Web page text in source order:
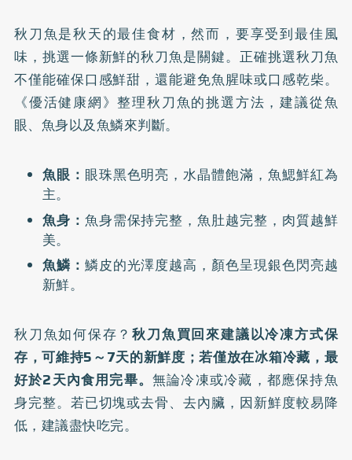
秋刀魚是秋天的最佳食材，然而，要享受到最佳風
味，挑選一條新鮮的秋刀魚是關鍵。正確挑選秋刀魚
不僅能確保口感鮮甜，還能避免魚腥味或口感乾柴。
《優活健康網》整理秋刀魚的挑選方法，建議從魚
眼、魚身以及魚鱗來判斷。
魚眼： 眼珠黑色明亮，水晶體飽滿，魚鰓鮮紅為
主。
魚身： 魚身需保持完整，魚肚越完整，肉質越鮮
美。
魚鱗： 鱗皮的光澤度越高，顏色呈現銀色閃亮越
新鮮。
秋刀魚如何保存？秋刀魚買回來建議以冷凍方式保
存，可維持5～7天的新鮮度；若僅放在冰箱冷藏，最
好於2天內食用完畢。無論冷凍或冷藏，都應保持魚
身完整。若已切塊或去骨、去內臟，因新鮮度較易降
低，建議盡快吃完。